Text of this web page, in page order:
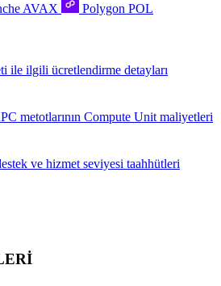
AVAX Polygon POL
ile ilgili ücretlendirme detayları
metotlarının Compute Unit maliyetleri
ve hizmet seviyesi taahhütleri